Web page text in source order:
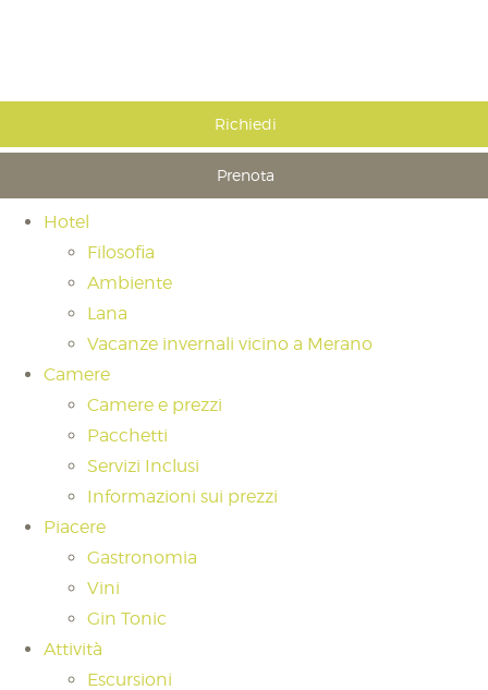
Richiedi
Prenota
Hotel
Filosofia
Ambiente
Lana
Vacanze invernali vicino a Merano
Camere
Camere e prezzi
Pacchetti
Servizi Inclusi
Informazioni sui prezzi
Piacere
Gastronomia
Vini
Gin Tonic
Attività
Escursioni